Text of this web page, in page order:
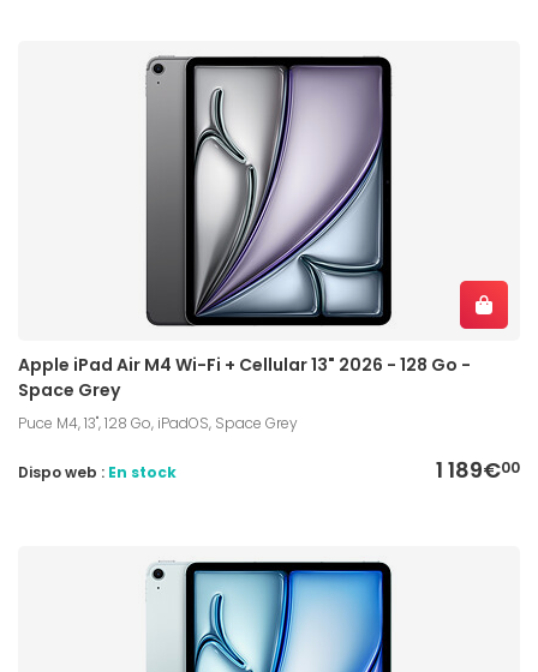
Apple iPad Air M4 Wi-Fi + Cellular 13" 2026 - 128 Go -
Space Grey
Puce M4, 13", 128 Go, iPadOS, Space Grey
1 189€00
Dispo web : En stock